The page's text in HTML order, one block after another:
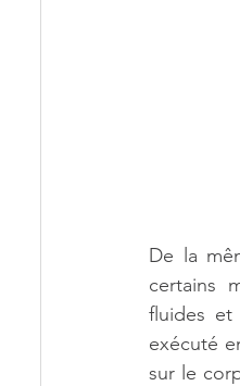
De la
certains
fluides et
exécuté
sur le